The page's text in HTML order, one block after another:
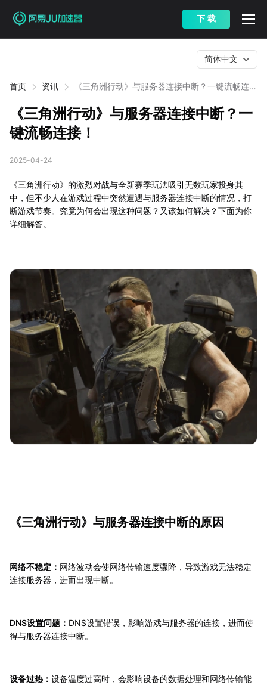
下 载
首页 资讯
《三角洲行动》与服务器连接中断？一键流畅连
简体中文
《三角洲行动》与服务器连接中断？一
键流畅连接！
2025-04-24
《三角洲行动》的激烈对战与全新赛季玩法吸引无数玩家投身其
中，但不少人在游戏过程中突然遭遇与服务器连接中断的情况，打
断游戏节奏。究竟为何会出现这种问题？又该如何解决？下面为你
详细解答。
《三角洲行动》与服务器连接中断的原因
网络不稳定： 网络波动会使网络传输速度骤降，导致游戏无法稳定
连接服务器，进而出现中断。
DNS设置问题： DNS设置错误，影响游戏与服务器的连接，进而使
得与服务器连接中断。
设备过热： 设备温度过高时，会影响设备的数据处理和网络传输能